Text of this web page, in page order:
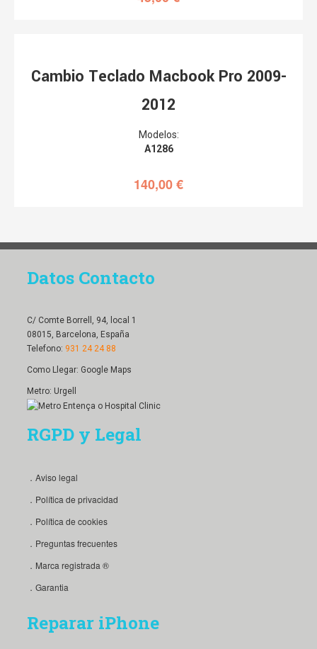
Cambio Teclado Macbook Pro 2009-
2012
Modelos:
A1286
140,00€
Datos Contacto
C/ Comte Borrell, 94, local 1
08015, Barcelona, España
Telefono: 931 24 24 88
Como Llegar: Google Maps
Metro: Urgell
RGPD y Legal
．Aviso legal
．Política de privacidad
．Política de cookies
．Preguntas frecuentes
．Marca registrada ®
．Garantia
Reparar iPhone